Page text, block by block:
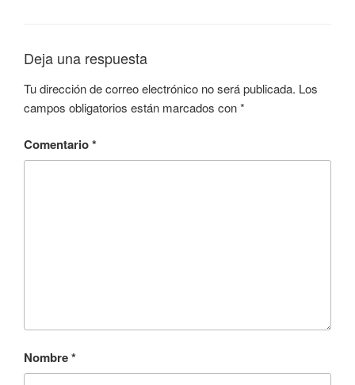
Deja una respuesta
Tu dirección de correo electrónico no será publicada. Los
campos obligatorios están marcados con*
Comentario*
Nombre*